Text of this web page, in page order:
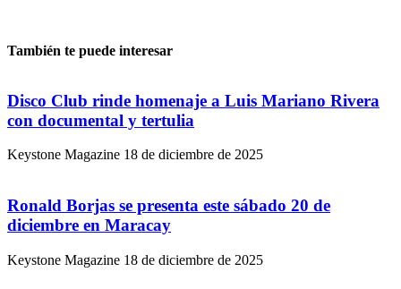
También te puede interesar
Disco Club rinde homenaje a Luis Mariano Rivera
con documental y tertulia
Keystone Magazine 18 de diciembre de 2025
Ronald Borjas se presenta este sábado 20 de
diciembre en Maracay
Keystone Magazine 18 de diciembre de 2025